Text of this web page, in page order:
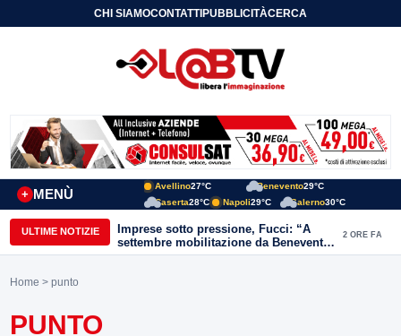
CHI SIAMOCONTATTIPUBBLICITÀCERCA
MENÙ
+
Avellino27°C Benevento29°C
Caserta28°C Napoli29°C Salerno30°C
ULTIME NOTIZIE
Imprese sotto pressione, Fucci: “A
settembre mobilitazione da Benevento
e Avellino”
2 ORE FA
Home > punto
PUNTO